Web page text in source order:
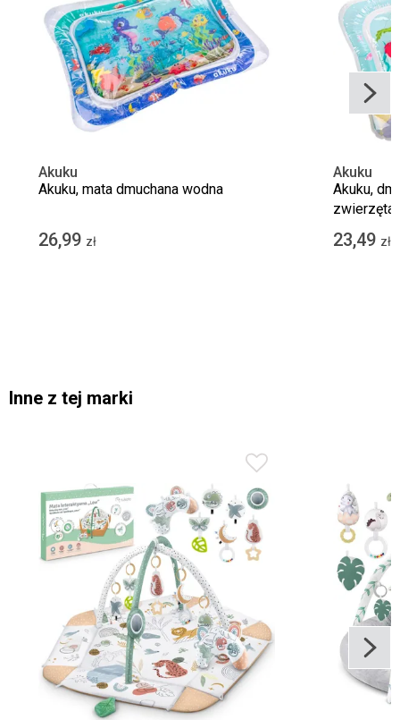
Akuku
Akuku, mata dmuchana wodna
26,99 zł
Akuku
Akuku,
zwierzęta
23,49 zł
Inne z tej marki